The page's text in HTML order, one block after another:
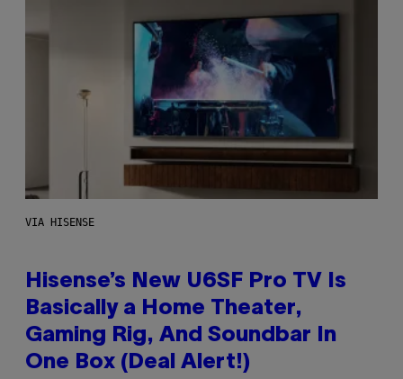
VIA HISENSE
Hisense’s New U6SF Pro TV Is
Basically a Home Theater,
Gaming Rig, And Soundbar In
One Box (Deal Alert!)